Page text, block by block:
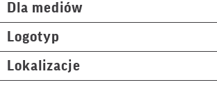
Dla mediów
Logotyp
Lokalizacje